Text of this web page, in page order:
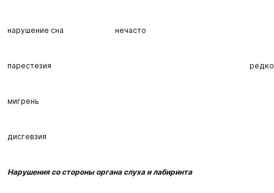
нарушение сна нечасто
парестезия редко
мигрень
дисгевзия
Нарушения со стороны органа слуха и лабиринта